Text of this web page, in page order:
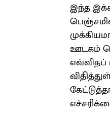
இந்த
ஊடகம்
எவ்விதப்